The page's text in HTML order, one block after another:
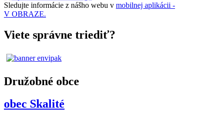
Sledujte informácie z nášho webu v mobilnej aplikácii -
V OBRAZE.
Viete správne triediť?
Družobné obce
obec Skalité